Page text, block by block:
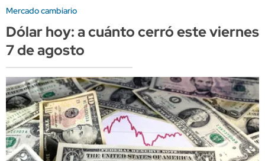
Mercado cambiario
Dólar hoy: a cuánto cerró este viernes
7 de agosto